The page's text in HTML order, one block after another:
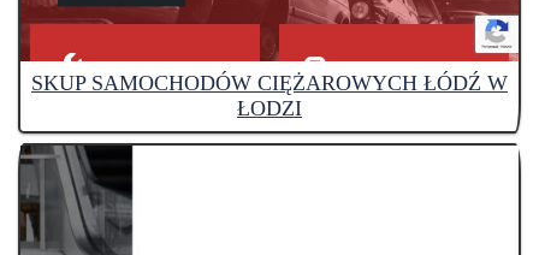
SKUP SAMOCHODÓW CIĘŻAROWYCH ŁÓDŹ W
ŁODZI